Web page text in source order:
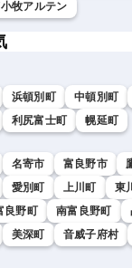
牧アルテン
浜頓別町 中頓別町
利尻富士町 幌延町
名寄市 富良野市
愛別町 上川町 東
良野町 南富良野町
美深町 音威子府村